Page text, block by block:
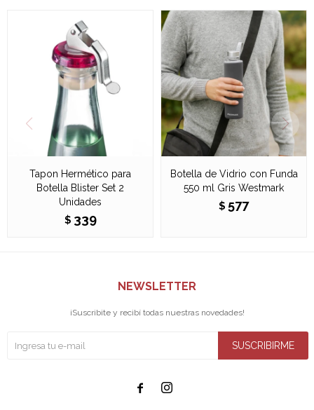
Tapon Hermético para
Botella Blister Set 2
Unidades
$ 339
Botella de Vidrio con Funda
550 ml Gris Westmark
$ 577
NEWSLETTER
¡Suscribite y recibí todas nuestras novedades!
SUSCRIBIRME
 